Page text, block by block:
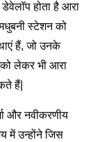
होता है आरा
स्टेशन को
हैं, जो उनके
लेकर भी आरा
हैं|
और नवीकरणीय
में उन्होंने जिस